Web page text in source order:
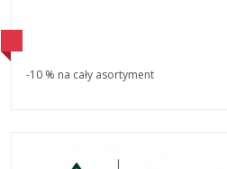
-10 % na cały asortyment